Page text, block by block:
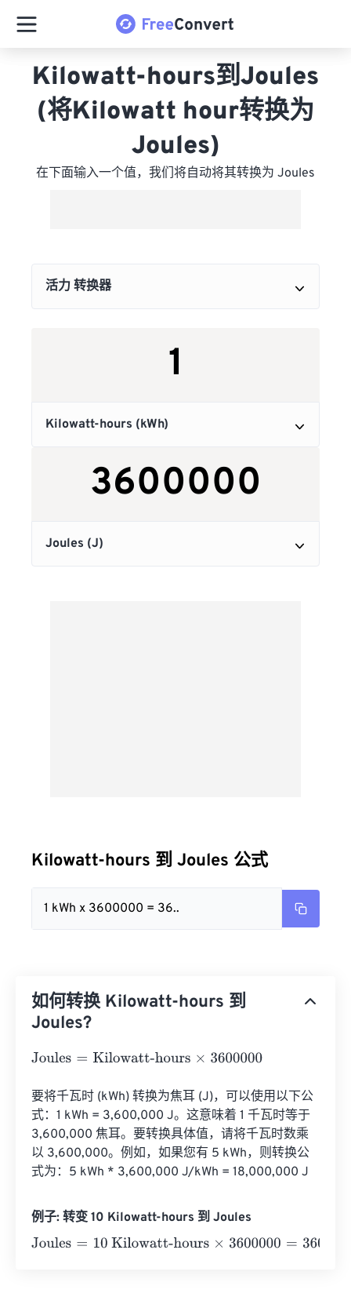
Kilowatt-hours到Joules
(将Kilowatt hour转换为
Joules)
在下面输入一个值，我们将自动将其转换为 Joules
Kilowatt-hours 到 Joules 公式
1 kWh x 3600000 = 36..
如何转换 Kilowatt-hours 到
Joules?
Joules= Kilowatt-hours×3600000
要将千瓦时 (kWh) 转换为焦耳 (J)，可以使用以下公
式：1 kWh = 3,600,000 J。这意味着 1 千瓦时等于
3,600,000 焦耳。要转换具体值，请将千瓦时数乘
以 3,600,000。例如，如果您有 5 kWh，则转换公
式为：5 kWh * 3,600,000 J/kWh = 18,000,000 J
例子: 转变 10 Kilowatt-hours 到 Joules
Joules= 10 Kilowatt-hours×3600000=36000000 Joules